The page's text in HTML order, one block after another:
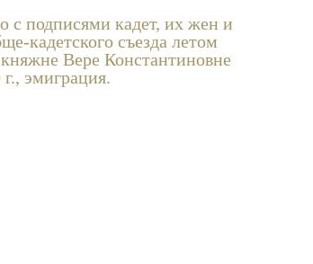
с подписями кадет, их жен и
кадетского съезда летом
Вере Константиновне
эмиграция.